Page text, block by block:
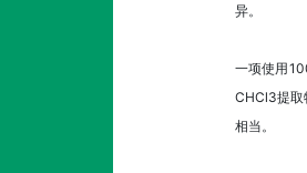
异。
一项使用
CHCl3提取
相当。